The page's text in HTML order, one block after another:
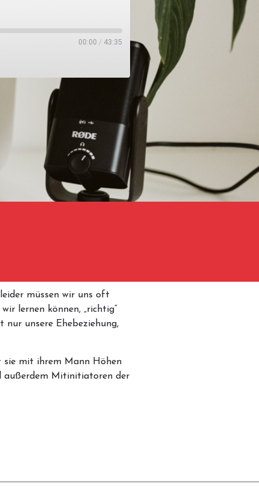
00:00 / 43:35
müssen wir uns oft
lernen können, „richtig“
unsere Ehebeziehung,
sie mit ihrem Mann Höhen
außerdem Mitinitiatoren der